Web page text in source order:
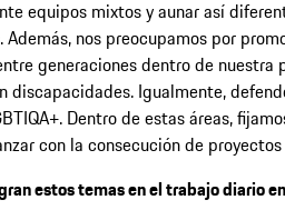
equipos mixtos y aunar así
nos preocupamos por
generaciones dentro de nuestra
discapacidades. Igualmente,
Dentro de estas áreas,
con la consecución de
estos temas en el trabajo diario